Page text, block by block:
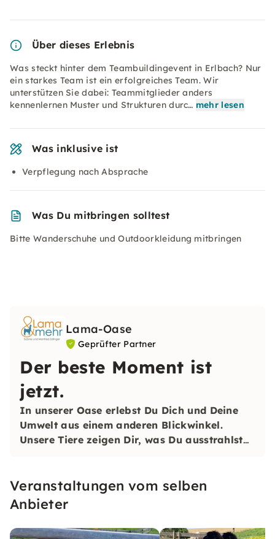
Über dieses Erlebnis
Was steckt hinter dem Teambuildingevent in Erlbach? Nur
ein starkes Team ist ein erfolgreiches Team. Wir
unterstützen Sie dabei: Teammitglieder anders
kennenlernen Muster und Strukturen durc… mehr lesen
Was inklusive ist
Verpflegung nach Absprache
Was Du mitbringen solltest
Bitte Wanderschuhe und Outdoorkleidung mitbringen
Lama-Oase
Geprüfter Partner
Der beste Moment ist
jetzt.
In unserer Oase erlebst Du Dich und Deine
Umwelt aus einem anderen Blickwinkel.
Unsere Tiere zeigen Dir, was Du ausstrahlst
Veranstaltungen vom selben
Anbieter